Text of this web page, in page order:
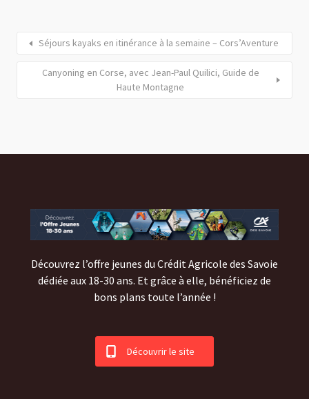
Séjours kayaks en itinérance à la semaine – Cors’Aventure
Canyoning en Corse, avec Jean-Paul Quilici, Guide de
Haute Montagne
Découvrez l’offre jeunes du Crédit Agricole des Savoie
dédiée aux 18-30 ans. Et grâce à elle, bénéficiez de
bons plans toute l’année !
Découvrir le site